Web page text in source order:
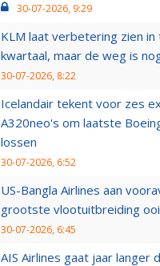
30-07-2026, 9:29
KLM laat verbetering zien
kwartaal, maar de weg is
30-07-2026, 8:22
Icelandair tekent voor zes
A320neo's om laatste
lossen
30-07-2026, 6:52
US-Bangla Airlines aan
grootste vlootuitbreiding
30-07-2026, 6:45
AIS Airlines gaat jaar langer